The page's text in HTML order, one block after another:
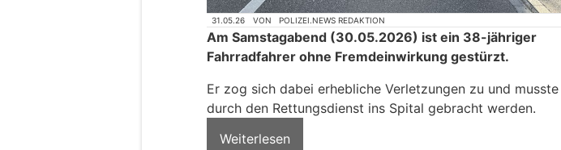
31.05.26 VON POLIZEI.NEWS REDAKTION
Am Samstagabend (30.05.2026) ist ein 38-jähriger
Fahrradfahrer ohne Fremdeinwirkung gestürzt.
Er zog sich dabei erhebliche Verletzungen zu und musste
durch den Rettungsdienst ins Spital gebracht werden.
Weiterlesen